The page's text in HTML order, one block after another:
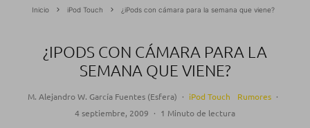
Inicio iPod Touch ¿iPods con cámara para la semana que viene?
¿IPODS CON CÁMARA PARA LA
SEMANA QUE VIENE?
M. Alejandro W. García Fuentes (Esfera) · iPod Touch Rumores ·
4 septiembre, 2009 · 1 Minuto de lectura